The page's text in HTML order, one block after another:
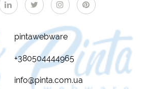
pintawebware
+380504444965
info@pinta.com.ua